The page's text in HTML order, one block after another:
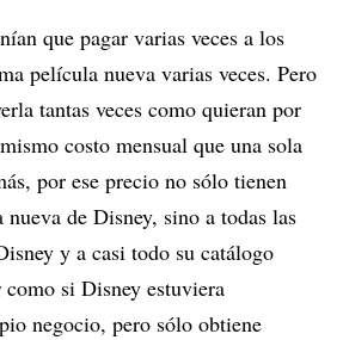
que pagar varias veces a los
película nueva varias veces. Pero
tantas veces como quieran por
costo mensual que una sola
por ese precio no sólo tienen
nueva de Disney, sino a todas las
y a casi todo su catálogo
si Disney estuviera
negocio, pero sólo obtiene